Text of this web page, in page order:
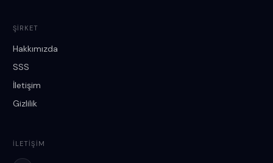
ŞIRKET
Hakkımızda
SSS
İletişim
Gizlilik
İLETIŞIM